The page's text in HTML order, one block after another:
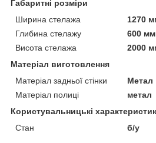
Габаритні розміри
Ширина стелажа
1270
Глибина стелажу
600 мм
Висота стелажа
2000
Матеріал виготовлення
Матеріал задньої стінки
Метал
Матеріал полиці
метал
Користувальницькі
Стан
б/у